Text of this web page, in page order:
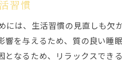
女性ホルモンと
ホルモンバラン
習慣
は、生活習慣の見直しも
を与えるため、質の良い
なるため、リラックスで